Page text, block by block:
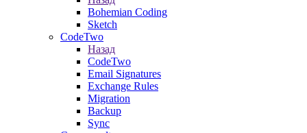
Bohemian Coding
Sketch
CodeTwo
Назад
CodeTwo
Email Signatures
Exchange Rules
Migration
Backup
Sync